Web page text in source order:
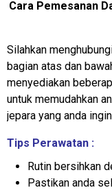
Cara Pemesanan
Silahkan
bagian atas dan
menyediakan
untuk memudahkan
jepara yang anda
Tips Perawatan :
Rutin bersihkan
Pastikan anda